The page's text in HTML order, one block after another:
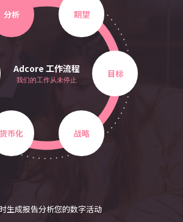
Adcore 工作流程
我们的工作从未停止
分析 期望
目标
战略
货币化
生成报告分析您的数字活动